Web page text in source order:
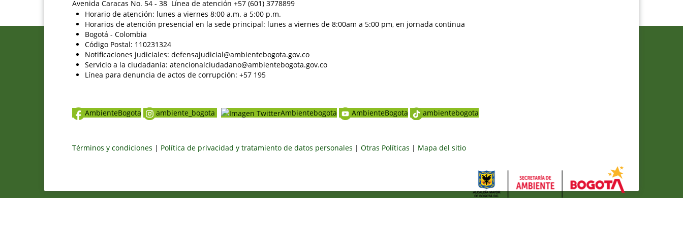
Avenida Caracas No. 54 - 38 Línea de atención +57 (601) 3778899
Horario de atención: lunes a viernes 8:00 a.m. a 5:00 p.m.
Horarios de atención presencial en la sede principal: lunes a viernes de 8:00am a 5:00 pm, en jornada continua
Bogotá - Colombia
Código Postal: 110231324
Notificaciones judiciales: defensajudicial@ambientebogota.gov.co
Servicio a la ciudadanía: atencionalciudadano@ambientebogota.gov.co
Línea para denuncia de actos de corrupción: +57 195
AmbienteBogota ambiente_bogota Ambientebogota AmbienteBogota ambientebogota
Términos y condiciones | Política de privacidad y tratamiento de datos personales | Otras Políticas | Mapa del sitio